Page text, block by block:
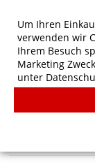
B&C
Um Ihren
verwenden wir
Ihrem Besuch
Marketing
unter